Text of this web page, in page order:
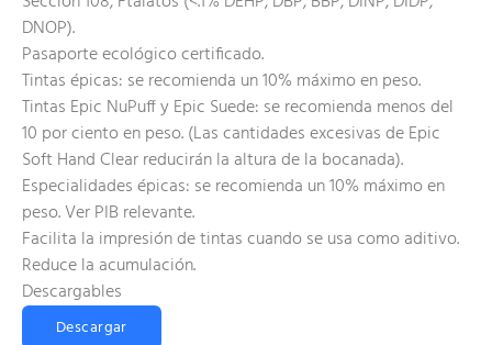
DNOP).
Pasaporte ecológico certificado.
Tintas épicas: se recomienda un 10% máximo en peso.
Tintas Epic NuPuff y Epic Suede: se recomienda menos del
10 por ciento en peso. (Las cantidades excesivas de Epic
Soft Hand Clear reducirán la altura de la bocanada).
Especialidades épicas: se recomienda un 10% máximo en
peso. Ver PIB relevante.
Facilita la impresión de tintas cuando se usa como aditivo.
Reduce la acumulación.
Descargables
Descargar